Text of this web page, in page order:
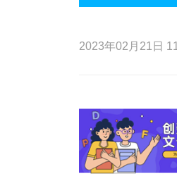
2023年02月21日